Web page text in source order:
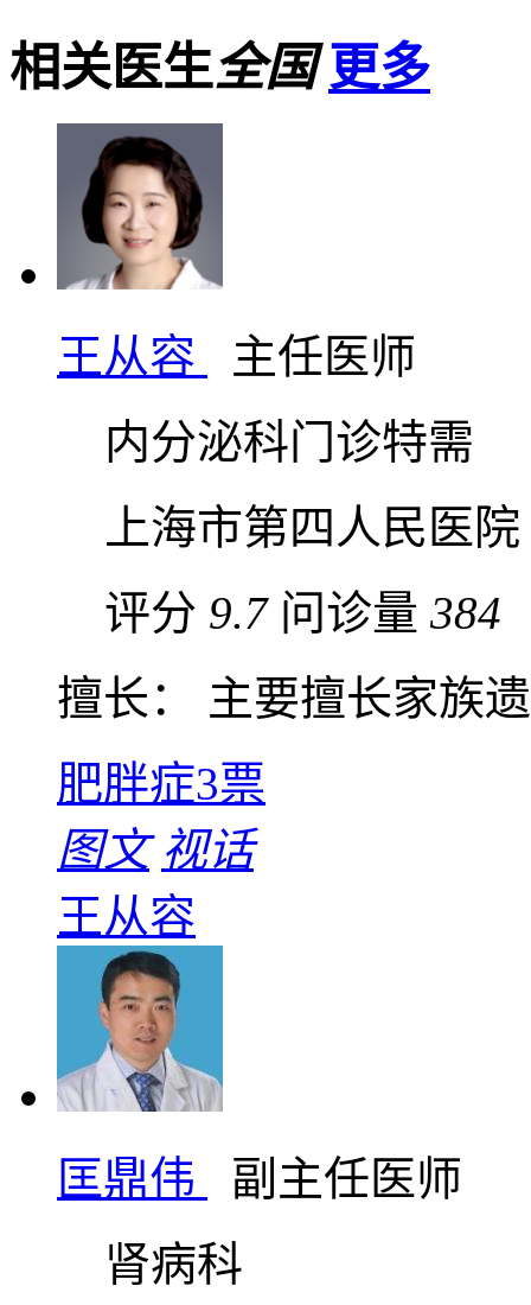
相关医生全国 更多
王从容
主任医师
内分泌科门诊特需
上海市第四人民医院
评分 9.7 问诊量 384
擅长： 主要擅长家族
肥胖症3票
图文 视话
王从容
匡鼎伟
副主任医师
肾病科